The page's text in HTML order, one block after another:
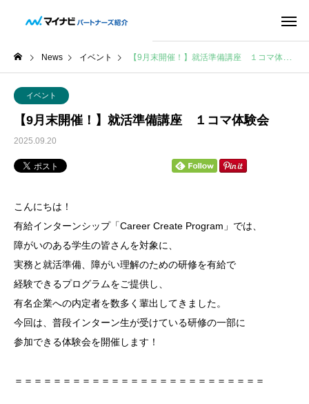
News イベント 【9月末開催！】就活準備講座 １コマ体験会
イベント
【9月末開催！】就活準備講座 １コマ体験会
2025.09.20
こんにちは！
有給インターンシップ「Career Create Program」では、
障がいのある学生の皆さんを対象に、
実務と就活準備、障がい理解のための研修を有給で
経験できるプログラムをご提供し、
有名企業への内定者を数多く輩出してきました。
今回は、普段インターン生が受けている研修の一部に
参加できる体験会を開催します！
＝＝＝＝＝＝＝＝＝＝＝＝＝＝＝＝＝＝＝＝＝＝＝＝＝＝